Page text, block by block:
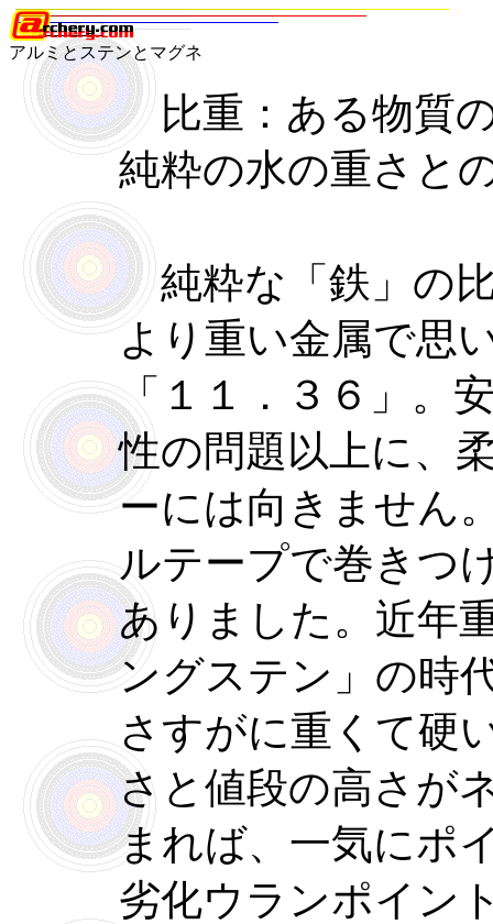
アルミとステンとマグネ
比重：ある物質
純粋の水の重さと
純粋な「鉄」の
より重い金属で思
「１１．３６」。
性の問題以上に、
ーには向きません
ルテープで巻きつ
ありました。近年
ングステン」の時
さすがに重くて硬
さと値段の高さが
まれば、一気にポ
劣化ウランポイン